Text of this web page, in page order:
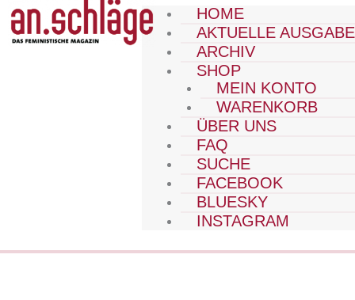
HOME
AKTUELLE AUSGABE
ARCHIV
SHOP
MEIN KONTO
WARENKORB
ÜBER UNS
FAQ
SUCHE
FACEBOOK
BLUESKY
INSTAGRAM